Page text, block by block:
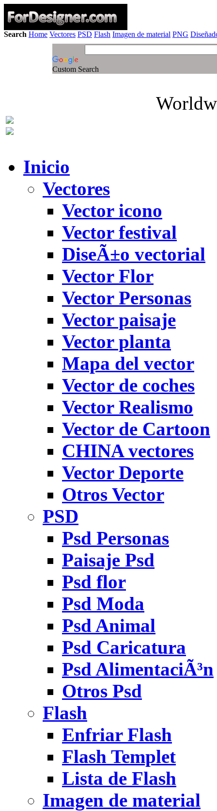
Search Home Vectores PSD Flash Imagen de material PNG
Custom Search
Inicio
Vectores
Vector icono
Vector festival
DiseÃ±o vectorial
Vector Flor
Vector Personas
Vector paisaje
Vector planta
Mapa del vector
Vector de coches
Vector Realismo
Vector de Cartoon
CHINA vectores
Vector Deporte
Otros Vector
PSD
Psd Personas
Paisaje Psd
Psd flor
Psd Moda
Psd Animal
Psd Caricatura
Psd AlimentaciÃ³n
Otros Psd
Flash
Enfriar Flash
Flash Templet
Lista de Flash
Imagen de material